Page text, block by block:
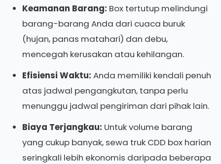
Keamanan Barang: Box tertutup melindungi
barang-barang Anda dari cuaca buruk
(hujan, panas matahari) dan debu,
mencegah kerusakan atau kehilangan.
Efisiensi Waktu: Anda memiliki kendali penuh
atas jadwal pengangkutan, tanpa perlu
menunggu jadwal pengiriman dari pihak lain.
Biaya Terjangkau: Untuk volume barang
yang cukup banyak, sewa truk CDD box harian
seringkali lebih ekonomis daripada beberapa